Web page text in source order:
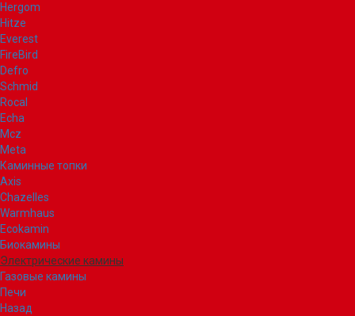
Hergom
Hitze
Everest
FireBird
Defro
Schmid
Rocal
Echa
Mcz
Meta
Каминные топки
Axis
Chazelles
Warmhaus
Ecokamin
Биокамины
Электрические камины
Газовые камины
Печи
Назад